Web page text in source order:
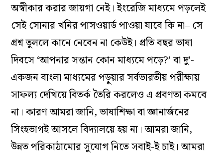
অস্বীকার করার জায়গা নেই। ইংরেজি মাধ্যমে পড়লেই
সেই সোনার খনির পাসওয়ার্ড পাওয়া যাবে কি না– সে
প্রশ্ন তুললে কানে নেবেন না কেউই। প্রতি বছর ভাষা
দিবসে ‘আপনার সন্তান কোন মাধ্যমে পড়ে?’ বা দু’-
একজন বাংলা মাধ্যমের পড়ুয়ার সর্বভারতীয় পরীক্ষায়
সাফল্য দেখিয়ে বিতর্ক তৈরি করলেও এ প্রবণতা কমবে
না। কারণ আমরা জানি, ভাষাশিক্ষা বা জ্ঞানার্জনের
সিংহভাগই আসলে বিদ্যালয়ে হয় না। আমরা জানি,
উন্নত পরিকাঠামোর সুযোগ নিতে সবাই-ই চাই। আমরা